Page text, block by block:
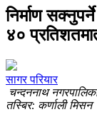
निर्माण
४०
सागर परियार
चन्दननाथ
तस्बिर: कर्णाली मिसन